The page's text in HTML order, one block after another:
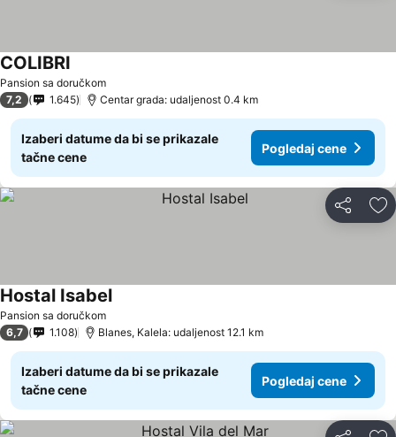
Pansion sa doručkom
COLIBRI
7,2 1.645 Centar grada: udaljenost 0.4 km
Izaberi datume da bi se prikazale
tačne cene
Pogledaj cene
Deli
Pansion sa doručkom
Hostal Isabel
6,7 1.108 Blanes, Kalela: udaljenost 12.1 km
Izaberi datume da bi se prikazale
tačne cene
Pogledaj cene